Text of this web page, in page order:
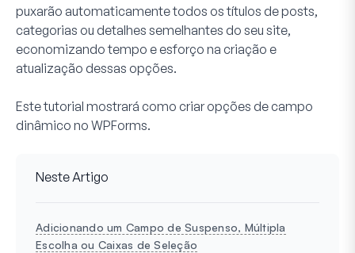
puxarão automaticamente todos os títulos de posts,
categorias ou detalhes semelhantes do seu site,
economizando tempo e esforço na criação e
atualização dessas opções.
Este tutorial mostrará como criar opções de campo
dinâmico no WPForms.
Neste Artigo
Adicionando um Campo de Suspenso, Múltipla
Escolha ou Caixas de Seleção